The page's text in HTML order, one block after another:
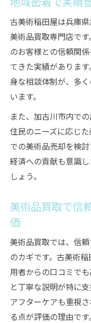
古美術稲田屋は兵庫
美術品買取専門店で
のお客様との信頼関
てきた実績がありま
身な相談体制が、多
います。
また、加古川市内で
住民のニーズに応じ
での美術品売却を検
経済への貢献も意識
しょう。
美術品買取で信
価
美術品買取では、信
のカギです。古美術
用者からの口コミで
と丁寧な説明が特に
アフターケアも重視
る点が評価の理由です。